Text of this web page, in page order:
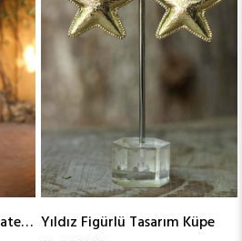
Füme Rengi Sim Detaylı Saten Kolsuz Bluz Yıldız Figürlü Tasarım Küpe